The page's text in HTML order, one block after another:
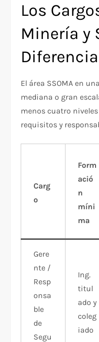
Los
Minería y
El área SSOMA en
mediana o gran
menos cuatro
requisitos y
Carg
o
Form
ació
n
míni
ma
Gere
nte /
Resp
onsa
ble
de
Segu
Ing.
titul
ado y
coleg
iado